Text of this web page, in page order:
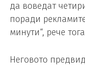
да воведат
поради
минути“, рече
Неговото